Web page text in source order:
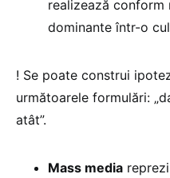
realizează
dominante într-o
! Se poate construi
următoarele formulări:
atât”.
Mass media